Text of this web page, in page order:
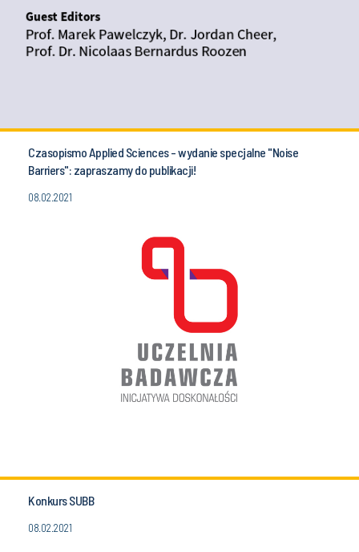
Czasopismo Applied Sciences - wydanie specjalne "Noise
Barriers": zapraszamy do publikacji!
08.02.2021
Konkurs SUBB
08.02.2021